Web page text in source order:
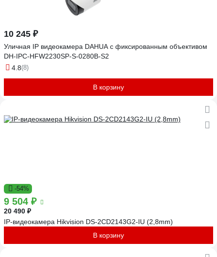
10 245 ₽
Уличная IP видеокамера DAHUA с фиксированным объективом
DH-IPC-HFW2230SP-S-0280B-S2
4.8(8)
В корзину
-54%
9 504 ₽
20 490 ₽
IP-видеокамера Hikvision DS-2CD2143G2-IU (2,8mm)
В корзину